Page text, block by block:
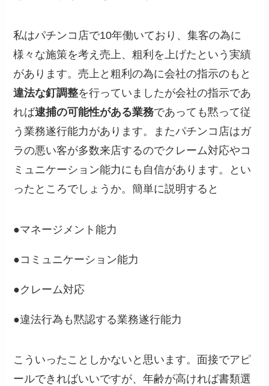
私はパチンコ店で10年働いており、集客の為に
様々な施策を考え売上、粗利を上げたという実績
があります。売上と粗利の為に会社の指示のもと
違法な釘調整を行っていましたが会社の指示であ
れば逮捕の可能性がある業務であっても黙って従
う業務遂行能力があります。またパチンコ店はガ
ラの悪い客が多数来店するのでクレーム対応やコ
ミュニケーション能力にも自信があります。とい
ったところでしょうか。簡単に説明すると
●マネージメント能力
●コミュニケーション能力
●クレーム対応
●違法行為も黙認する業務遂行能力
こういったことしかないと思います。面接でアピ
ールできればいいですが、年齢が高ければ書類選